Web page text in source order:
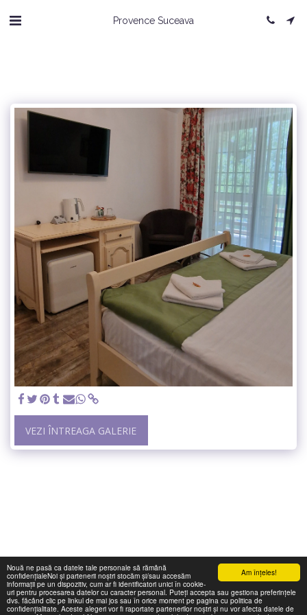
Am înţeles!
Nouă ne pasă ca datele tale personale să rămână
confidențialeNoi și partenerii noștri stocăm și/sau accesăm
informații pe un dispozitiv, cum ar fi identificatori unici în cookie-
uri pentru procesarea datelor cu caracter personal. Puteți accepta sau gestiona preferințele
dvs. făcând clic pe linkul de mai jos sau în orice moment pe pagina cu politica de
confidențialitate. Aceste alegeri vor fi raportate partenerilor noștri și nu vor afecta datele de
Provence Suceava
VEZI ÎNTREAGA GALERIE